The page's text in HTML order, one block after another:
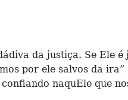
da justiça. Se Ele
por ele salvos da
naquEle que